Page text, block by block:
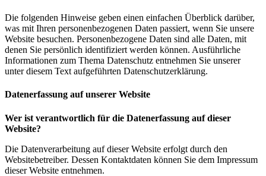
Die folgenden Hinweise geben einen einfachen Überblick darüber,
was mit Ihren personenbezogenen Daten passiert, wenn Sie unsere
Website besuchen. Personenbezogene Daten sind alle Daten, mit
denen Sie persönlich identifiziert werden können. Ausführliche
Informationen zum Thema Datenschutz entnehmen Sie unserer
unter diesem Text aufgeführten Datenschutzerklärung.
Datenerfassung auf unserer Website
Wer ist verantwortlich für die Datenerfassung auf dieser
Website?
Die Datenverarbeitung auf dieser Website erfolgt durch den
Websitebetreiber. Dessen Kontaktdaten können Sie dem Impressum
dieser Website entnehmen.